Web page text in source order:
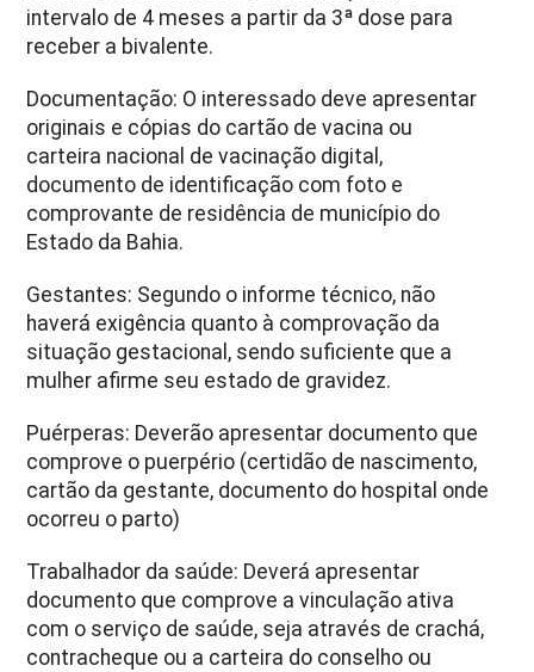
intervalo de 4 meses a partir da 3ª dose para
receber a bivalente.
Documentação: O interessado deve apresentar
originais e cópias do cartão de vacina ou
carteira nacional de vacinação digital,
documento de identificação com foto e
comprovante de residência de município do
Estado da Bahia.
Gestantes: Segundo o informe técnico, não
haverá exigência quanto à comprovação da
situação gestacional, sendo suficiente que a
mulher afirme seu estado de gravidez.
Puérperas: Deverão apresentar documento que
comprove o puerpério (certidão de nascimento,
cartão da gestante, documento do hospital onde
ocorreu o parto)
Trabalhador da saúde: Deverá apresentar
documento que comprove a vinculação ativa
com o serviço de saúde, seja através de crachá,
contracheque ou a carteira do conselho ou